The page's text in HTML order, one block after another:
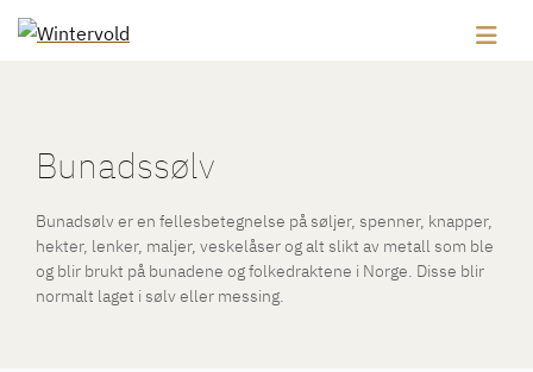
Bunadssølv
Bunadsølv er en fellesbetegnelse på søljer, spenner, knapper,
hekter, lenker, maljer, veskelåser og alt slikt av metall som ble
og blir brukt på bunadene og folkedraktene i Norge. Disse blir
normalt laget i sølv eller messing.